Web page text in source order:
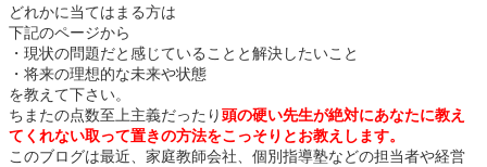
どれかに当てはまる方は
下記のページから
・現状の問題だと感じていることと解決したいこと
・将来の理想的な未来や状態
を教えて下さい。
ちまたの点数至上主義だったり頭の硬い先生が絶対にあなたに教え
てくれない取って置きの方法をこっそりとお教えします。
このブログは最近、家庭教師会社、個別指導塾などの担当者や経営